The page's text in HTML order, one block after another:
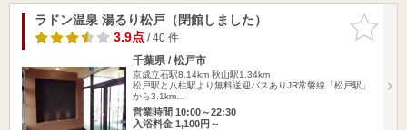
お気に入
りに追加
ラドン温泉 湯るり松戸（閉館しました）
3.9点/ 40 件
千葉県 / 松戸市
京成立石駅8.14km 秋山駅1.34km
松戸駅と八柱駅より無料送迎バスありJR常磐線「松戸駅」
から3.1km…
営業時間 10:00～22:30
入浴料金 1,100円～